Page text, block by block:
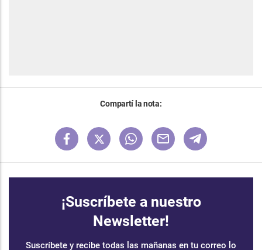
Compartí la nota:
¡Suscríbete a nuestro
Newsletter!
Suscríbete y recibe todas las mañanas en tu correo lo